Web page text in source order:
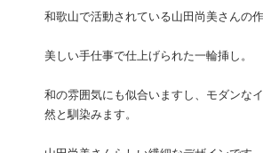
和歌山で活動されている山田尚美さんの作
美しい手仕事で仕上げられた一輪挿し。
和の雰囲気にも似合いますし、モダンな
然と馴染みます。